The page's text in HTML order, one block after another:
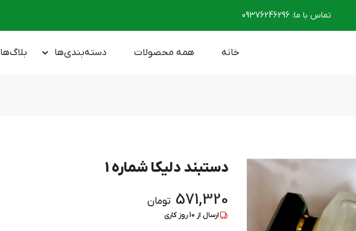
تماس با ما:
09376246296
خانه همه محصولات دسته‌بندی‌ها بلاگ‌ها
دستبند دلیکا شماره 1
571,320 تومان
ارسال از 10روز کاری